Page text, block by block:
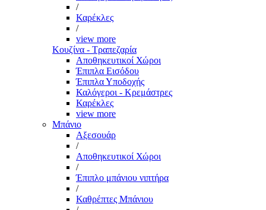
/
Καρέκλες
/
view more
Κουζίνα - Τραπεζαρία
Αποθηκευτικοί Χώροι
Έπιπλα Εισόδου
Έπιπλα Υποδοχής
Καλόγεροι - Κρεμάστρες
Καρέκλες
view more
Μπάνιο
Αξεσουάρ
/
Αποθηκευτικοί Χώροι
/
Έπιπλο μπάνιου νιπτήρα
/
Καθρέπτες Μπάνιου